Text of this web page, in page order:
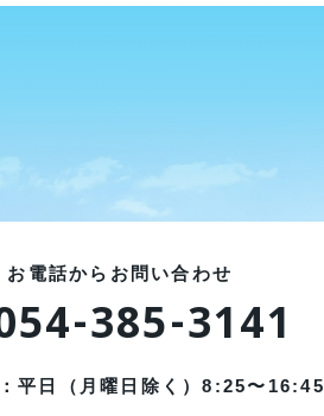
お電話からお問い合わせ
385-3141
平日（月曜日除く）8:25〜16:45